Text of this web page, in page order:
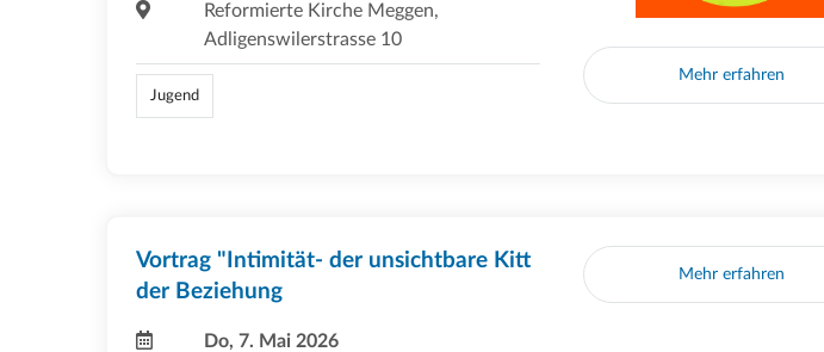
Reformierte Kirche Meggen,
Adligenswilerstrasse 10
Jugend
Mehr erfahren
Vortrag "Intimität- der unsichtbare Kitt
der Beziehung
Do, 7. Mai 2026
Mehr erfahren